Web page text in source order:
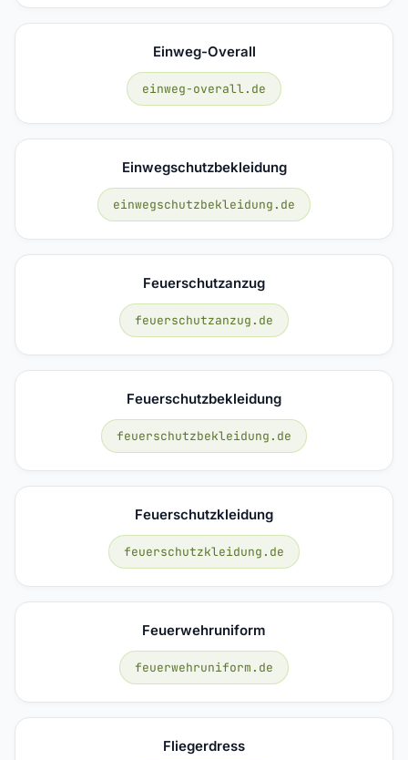
Einweg-Overall
einweg-overall.de
Einwegschutzbekleidung
einwegschutzbekleidung.de
Feuerschutzanzug
feuerschutzanzug.de
Feuerschutzbekleidung
feuerschutzbekleidung.de
Feuerschutzkleidung
feuerschutzkleidung.de
Feuerwehruniform
feuerwehruniform.de
Fliegerdress